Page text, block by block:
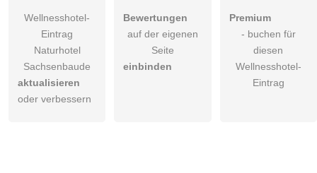
Wellnesshotel-
Eintrag
Naturhotel
Sachsenbaude
aktualisieren
oder verbessern
Bewertungen
auf der eigenen
Seite
einbinden
Premium
- buchen für
diesen
Wellnesshotel-
Eintrag